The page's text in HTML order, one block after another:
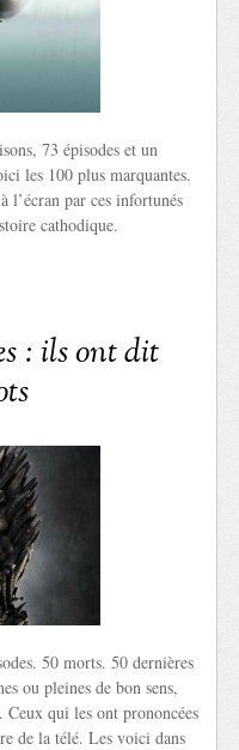
73 épisodes et un
les 100 plus marquantes.
l’écran par ces infortunés
cathodique.
: ils ont dit
50 morts. 50 dernières
ou pleines de bon sens,
qui les ont prononcées
de la télé. Les voici dans